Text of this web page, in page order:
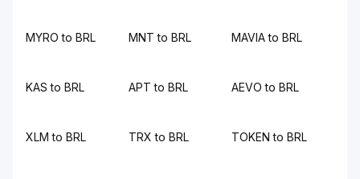
MYRO to BRL MNT to BRL MAVIA to BRL
KAS to BRL APT to BRL AEVO to BRL
XLM to BRL TRX to BRL TOKEN to BRL